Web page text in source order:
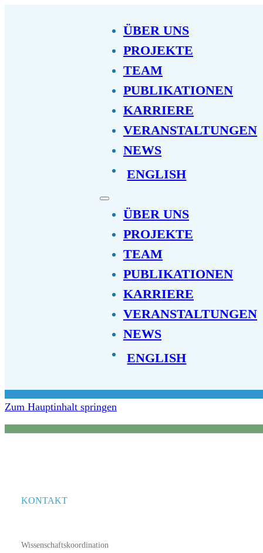
Zum Hauptinhalt springen
ÜBER UNS
PROJEKTE
TEAM
PUBLIKATIONEN
KARRIERE
VERANSTALTUNGEN
NEWS
ENGLISH
ÜBER UNS
PROJEKTE
TEAM
PUBLIKATIONEN
KARRIERE
VERANSTALTUNGEN
NEWS
ENGLISH
KONTAKT
Wissenschaftskoordination